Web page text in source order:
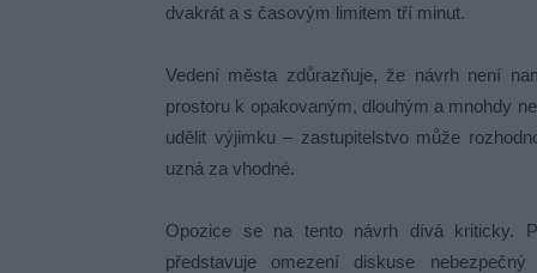
dvakrát a s časovým limitem tří minut.
Vedení města zdůrazňuje, že návrh není
prostoru k opakovaným, dlouhým a mnohdy
udělit výjimku – zastupitelstvo může
uzná za vhodné.
Opozice se na tento návrh dívá kriticky.
představuje omezení diskuse nebezpečný